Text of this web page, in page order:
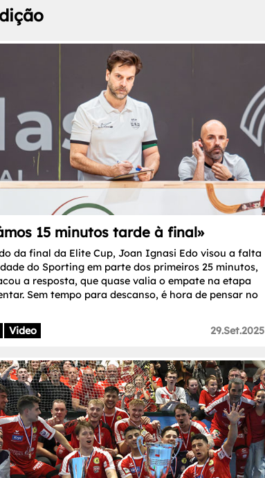
15 minutos tarde à final»
da final da Elite Cup, Joan Ignasi Edo visou a falta
do Sporting em parte dos primeiros 25 minutos,
a resposta, que quase valia o empate na etapa
Sem tempo para descanso, é hora de pensar no
Video 29.Set.2025